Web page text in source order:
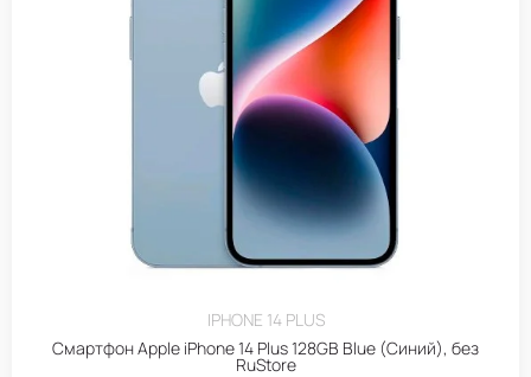
IPHONE 14 PLUS
Смартфон Apple iPhone 14 Plus 128GB Blue (Синий), без
RuStore